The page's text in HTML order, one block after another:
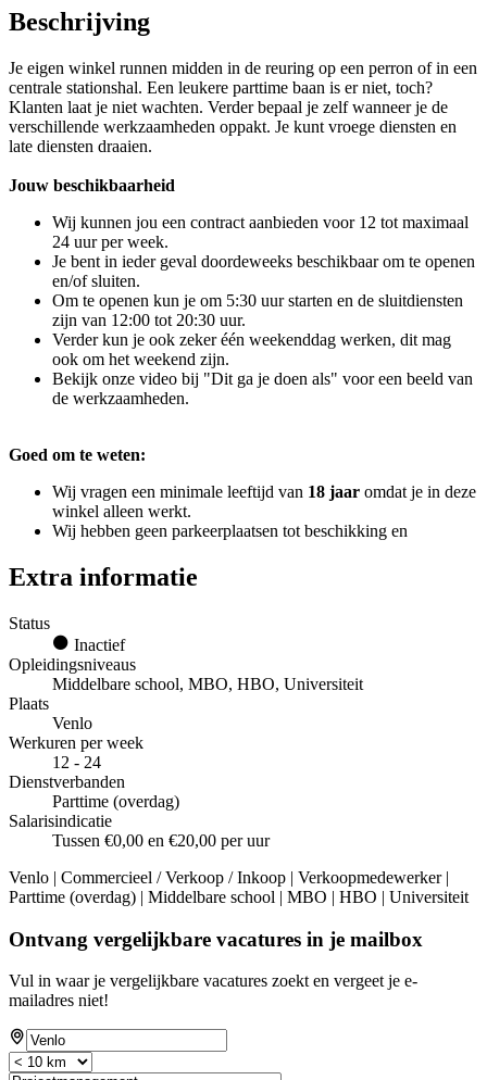
Beschrijving
Je eigen winkel runnen midden in de reuring op een perron of in een
centrale stationshal. Een leukere parttime baan is er niet, toch?
Klanten laat je niet wachten. Verder bepaal je zelf wanneer je de
verschillende werkzaamheden oppakt. Je kunt vroege diensten en
late diensten draaien.
Jouw beschikbaarheid
Wij kunnen jou een contract aanbieden voor 12 tot maximaal
24 uur per week.
Je bent in ieder geval doordeweeks beschikbaar om te openen
en/of sluiten.
Om te openen kun je om 5:30 uur starten en de sluitdiensten
zijn van 12:00 tot 20:30 uur.
Verder kun je ook zeker één weekenddag werken, dit mag
ook om het weekend zijn.
Bekijk onze video bij "Dit ga je doen als" voor een beeld van
de werkzaamheden.
Goed om te weten:
Wij vragen een minimale leeftijd van 18 jaar omdat je in deze
winkel alleen werkt.
Wij hebben geen parkeerplaatsen tot beschikking en
Extra informatie
Status
Inactief
Opleidingsniveaus
Middelbare school, MBO, HBO, Universiteit
Plaats
Venlo
Werkuren per week
12 - 24
Dienstverbanden
Parttime (overdag)
Salarisindicatie
Tussen €0,00 en €20,00 per uur
Venlo | Commercieel / Verkoop / Inkoop | Verkoopmedewerker |
Parttime (overdag) | Middelbare school | MBO | HBO | Universiteit
Ontvang vergelijkbare vacatures in je mailbox
Vul in waar je vergelijkbare vacatures zoekt en vergeet je e-
mailadres niet!